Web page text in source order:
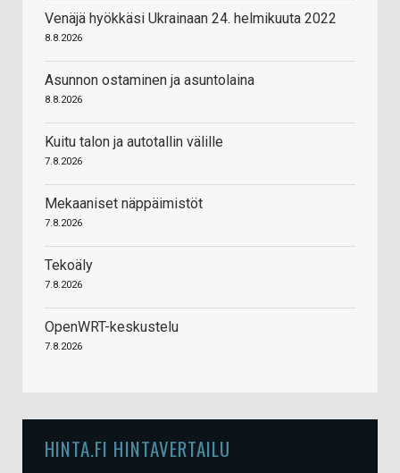
Venäjä hyökkäsi Ukrainaan 24. helmikuuta 2022
8.8.2026
Asunnon ostaminen ja asuntolaina
8.8.2026
Kuitu talon ja autotallin välille
7.8.2026
Mekaaniset näppäimistöt
7.8.2026
Tekoäly
7.8.2026
OpenWRT-keskustelu
7.8.2026
HINTA.FI HINTAVERTAILU